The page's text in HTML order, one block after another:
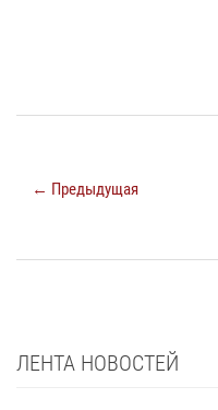
← Предыдущая
ЛЕНТА НОВОСТЕЙ